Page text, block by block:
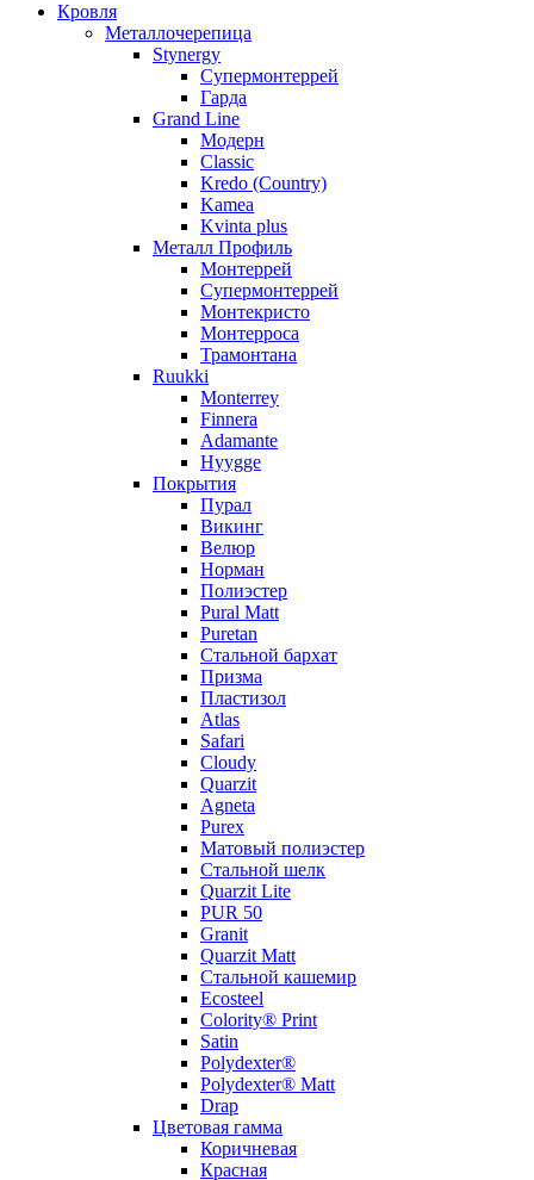
Кровля
Металлочерепица
Stynergy
Супермонтеррей
Гарда
Grand Line
Модерн
Classic
Kredo (Country)
Kamea
Kvinta plus
Металл Профиль
Монтеррей
Супермонтеррей
Монтекристо
Монтерроса
Трамонтана
Ruukki
Monterrey
Finnera
Adamante
Hyygge
Покрытия
Пурал
Викинг
Велюр
Норман
Полиэстер
Pural Matt
Puretan
Стальной бархат
Призма
Пластизол
Atlas
Safari
Cloudy
Quarzit
Agneta
Purex
Матовый полиэстер
Стальной шелк
Quarzit Lite
PUR 50
Granit
Quarzit Matt
Стальной кашемир
Ecosteel
Colority® Print
Satin
Polydexter®
Polydexter® Matt
Drap
Цветовая гамма
Коричневая
Красная